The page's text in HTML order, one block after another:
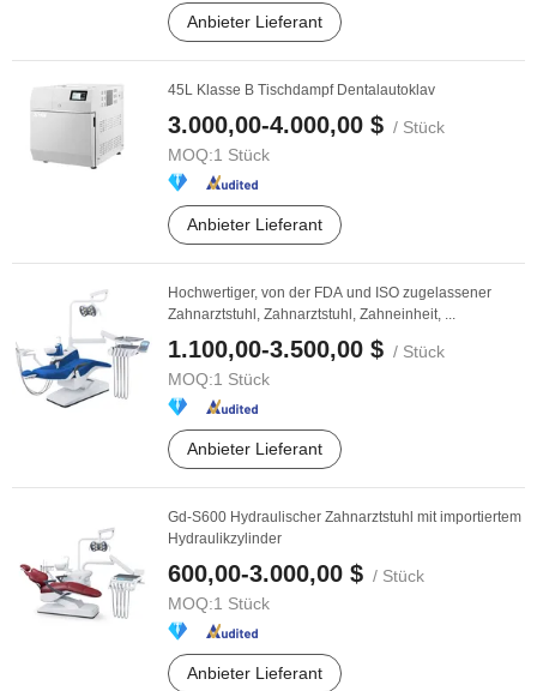
Anbieter Lieferant
45L Klasse B Tischdampf Dentalautoklav
3.000,00-4.000,00 $ / Stück
MOQ:1 Stück
Anbieter Lieferant
Hochwertiger, von der FDA und ISO zugelassener
Zahnarztstuhl, Zahnarztstuhl, Zahneinheit, ...
1.100,00-3.500,00 $ / Stück
MOQ:1 Stück
Anbieter Lieferant
Gd-S600 Hydraulischer Zahnarztstuhl mit importiertem
Hydraulikzylinder
600,00-3.000,00 $ / Stück
MOQ:1 Stück
Anbieter Lieferant